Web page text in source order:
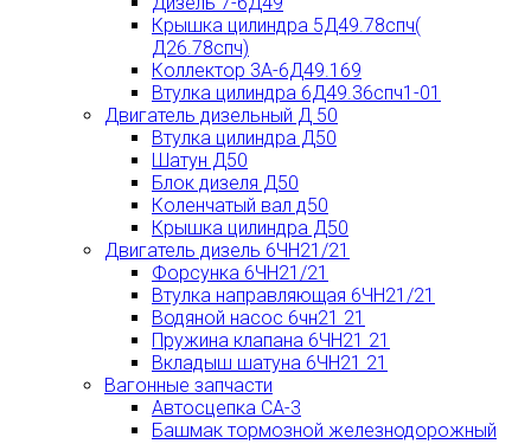
Крышка цилиндра 5Д49.78спч(
Д26.78спч)
Коллектор 3А-6Д49.169
Втулка цилиндра 6Д49.36спч1-01
Двигатель дизельный Д 50
Втулка цилиндра Д50
Шатун Д50
Блок дизеля Д50
Коленчатый вал д50
Крышка цилиндра Д50
Двигатель дизель 6ЧН21/21
Форсунка 6ЧН21/21
Втулка направляющая 6ЧН21/21
Водяной насос 6чн21 21
Пружина клапана 6ЧН21 21
Вкладыш шатуна 6ЧН21 21
Вагонные запчасти
Автосцепка СА-3
Башмак тормозной железнодорожный